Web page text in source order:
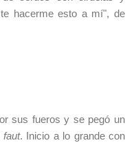
hacerme esto a mí", de
sus fueros y se pegó un
faut. Inicio a lo grande con